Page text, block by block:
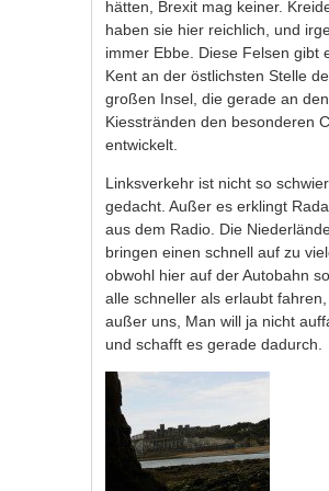
hätten, Brexit mag keiner.
haben sie hier reichlich, und
immer Ebbe. Diese Felsen gibt
Kent an der östlichsten Stelle
großen Insel, die gerade an den
Kiesstränden den besonderen
entwickelt.
Linksverkehr ist nicht so
gedacht. Außer es erklingt
aus dem Radio. Die
bringen einen schnell auf zu
obwohl hier auf der Autobahn
alle schneller als erlaubt
außer uns, Man will ja nicht
und schafft es gerade dadurch.